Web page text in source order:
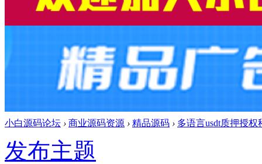
小白源码论坛 › 商业源码资源 › 精品源码 › 多语言usdt质押授权
发布主题